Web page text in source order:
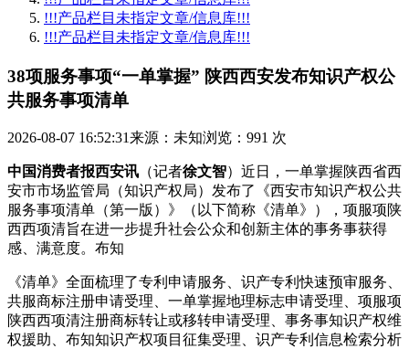
!!!产品栏目未指定文章/信息库!!!
!!!产品栏目未指定文章/信息库!!!
38项服务事项“一单掌握” 陕西西安发布知识产权公
共服务事项清单
2026-08-07 16:52:31来源：未知浏览：991 次
中国消费者报西安讯 （记者徐文智）近日，一单掌握陕西省西
安市市场监管局（知识产权局）发布了《西安市知识产权公共
服务事项清单（第一版）》（以下简称《清单》），项服项陕
西西项清旨在进一步提升社会公众和创新主体的事务事获得
感、满意度。布知
《清单》全面梳理了专利申请服务、识产专利快速预审服务、
共服商标注册申请受理、一单掌握地理标志申请受理、项服项
陕西西项清注册商标转让或移转申请受理、事务事知识产权维
权援助、布知知识产权项目征集受理、识产专利信息检索分析